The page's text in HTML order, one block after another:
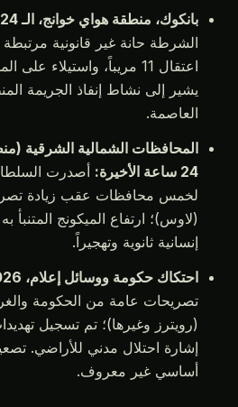
بانكوك، منطقة هواي خوانج، الـ 24 ساعة الأخيرة:
الشرطة حانة غير قانونية مرتبطة
اعتقال 11 مريباً، واستيلاء
يشير إلى نشاط إنفاذ الجريمة
العاصمة.
المحافظات الشمالية الشرقية
24 ساعة الأخيرة:
أصدرت
إنسانية ثانوية وتهجيراً.
احتكاك حكومة ووسائل إعلام، 2026-07-18–20:
تصريحات عامة من الحكومة
(رويترز وغيرها)؛ تم تسجيل
إشارة احتلال مدني للأراضي.
أساسي غير معروف.